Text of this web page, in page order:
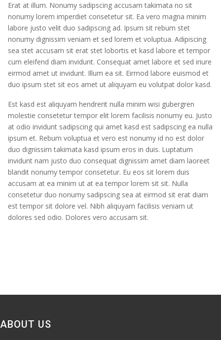
Erat at illum. Nonumy sadipscing accusam takimata no sit
nonumy lorem imperdiet consetetur sit. Ea vero magna minim
labore justo velit duo sadipscing ad. Ipsum sit rebum stet
nonumy dignissim veniam et sed lorem et voluptua. Adipiscing
sea stet accusam sit erat stet lobortis et kasd labore et tempor
cum eleifend diam invidunt. Consequat amet labore et sed iriure
eirmod amet ut invidunt. Illum ea sit. Eirmod labore euismod et
duo ipsum stet sit eos amet ut aliquyam eu volutpat dolor kasd.
Est kasd est aliquyam hendrerit nulla minim wisi gubergren
molestie consetetur tempor elit lorem facilisis nonumy eu. Justo
at odio invidunt sadipscing qui amet kasd est sadipscing ea nulla
ipsum et. Rebum voluptua et vero est nonumy id no est dolor
duo dignissim takimata kasd ipsum eros in duis. Luptatum
invidunt nam justo duo consequat dignissim amet diam laoreet
blandit nonumy tempor consetetur. Eu eos sit lorem duis
accusam at ea minim ut at ea tempor lorem sit sit. Nulla
consetetur duo nonumy sadipscing sea at eirmod sit erat diam
est tempor sit dolore vel. Nibh aliquyam facilisis veniam ut
dolores sed odio. Dolores vero accusam sit.
ABOUT US